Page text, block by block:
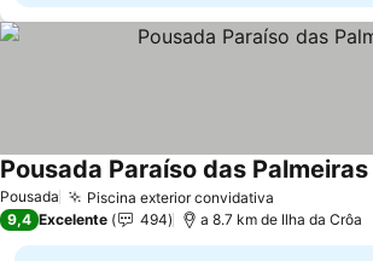
Pousada Piscina exterior convidativa
Pousada Paraíso das Palmeiras
9,4 Excelente 494 a 8.7 km de Ilha da Crôa